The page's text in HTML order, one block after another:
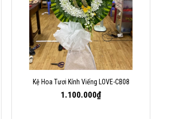
Kệ Hoa Tươi Kính Viếng LOVE-CB08
1.100.000₫